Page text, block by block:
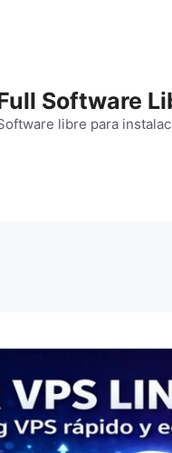
Software
libre para